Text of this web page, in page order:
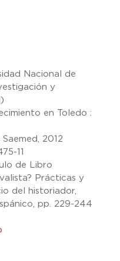
Nacional de
y
en Toledo :
2012
11
de Libro
Prácticas y
del historiador,
pp. 229-244